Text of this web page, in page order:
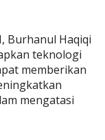
Burhanul Haqiqi
teknologi
memberikan
mengatasi